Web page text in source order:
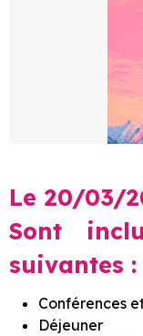
Le 20/03/
Sont
suivantes :
Conférences
Déjeuner